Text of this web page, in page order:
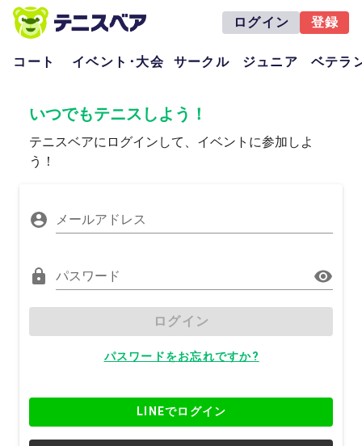
ログイン 登録
コート イベント･大会 サークル ジュニア ベテラ
いつでもテニスしよう！
テニスベアにログインして、イベントに参加しよ
う！
メールアドレス
パスワード
ログイン
パスワードをお忘れですか?
LINEでログイン